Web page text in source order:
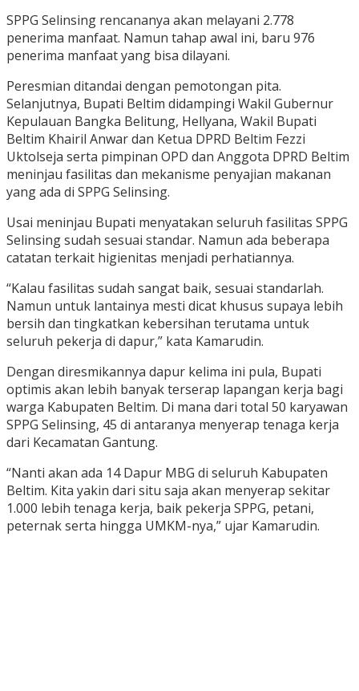
SPPG Selinsing rencananya akan melayani 2.778
penerima manfaat. Namun tahap awal ini, baru 976
penerima manfaat yang bisa dilayani.
Peresmian ditandai dengan pemotongan pita.
Selanjutnya, Bupati Beltim didampingi Wakil Gubernur
Kepulauan Bangka Belitung, Hellyana, Wakil Bupati
Beltim Khairil Anwar dan Ketua DPRD Beltim Fezzi
Uktolseja serta pimpinan OPD dan Anggota DPRD Beltim
meninjau fasilitas dan mekanisme penyajian makanan
yang ada di SPPG Selinsing.
Usai meninjau Bupati menyatakan seluruh fasilitas SPPG
Selinsing sudah sesuai standar. Namun ada beberapa
catatan terkait higienitas menjadi perhatiannya.
“Kalau fasilitas sudah sangat baik, sesuai standarlah.
Namun untuk lantainya mesti dicat khusus supaya lebih
bersih dan tingkatkan kebersihan terutama untuk
seluruh pekerja di dapur,” kata Kamarudin.
Dengan diresmikannya dapur kelima ini pula, Bupati
optimis akan lebih banyak terserap lapangan kerja bagi
warga Kabupaten Beltim. Di mana dari total 50 karyawan
SPPG Selinsing, 45 di antaranya menyerap tenaga kerja
dari Kecamatan Gantung.
“Nanti akan ada 14 Dapur MBG di seluruh Kabupaten
Beltim. Kita yakin dari situ saja akan menyerap sekitar
1.000 lebih tenaga kerja, baik pekerja SPPG, petani,
peternak serta hingga UMKM-nya,” ujar Kamarudin.